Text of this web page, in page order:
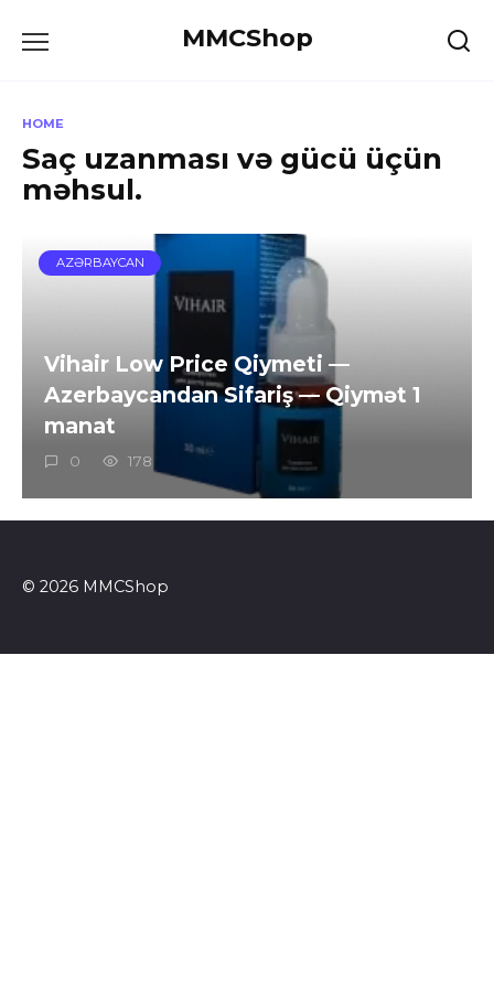
MMCShop
HOME
Saç uzanması və gücü üçün
məhsul.
AZƏRBAYCAN
Vihair Low Price Qiymeti —
Azerbaycandan Sifariş — Qiymət 1
manat
0 178
© 2026 MMCShop